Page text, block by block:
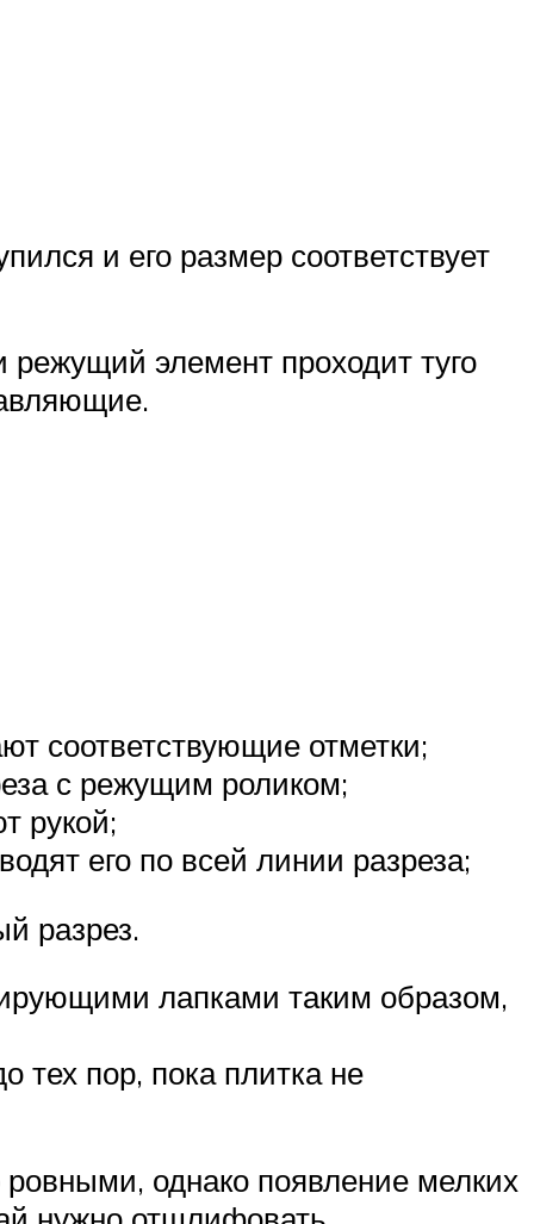
и его размер соответствует
элемент проходит туго
соответствующие отметки;
с режущим роликом;
рукой;
его по всей линии разреза;
разрез.
лапками таким образом,
тех пор, пока плитка не
однако появление мелких